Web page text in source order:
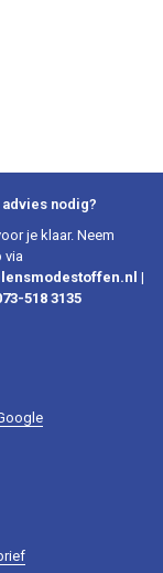
nodig?
je klaar. Neem
via
|
518 3135